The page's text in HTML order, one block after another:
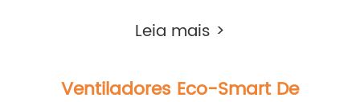
montados no teto da série CFA (ERVs
Leia mais >
Ventiladores Eco-Smart De